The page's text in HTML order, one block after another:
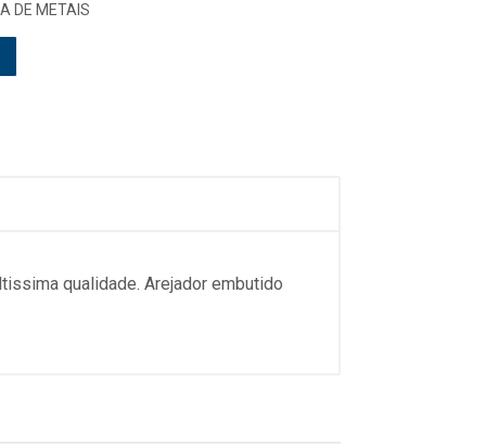
DE METAIS
qualidade. Arejador embutido